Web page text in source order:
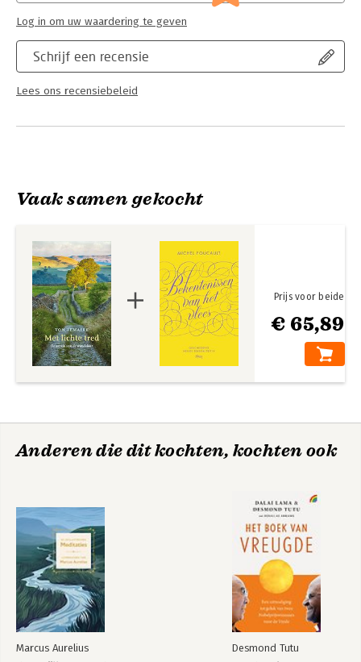
Schrijf een recensie
Lees ons recensiebeleid
Log in om uw waardering te geven
Vaak samen gekocht
€ 65,89
Prijs voor beide
Anderen die dit kochten, kochten ook
Marcus Aurelius Desmond Tutu